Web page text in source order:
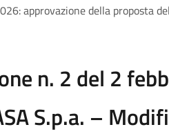
approvazione della proposta
n. 2 del 2
S.p.a. –